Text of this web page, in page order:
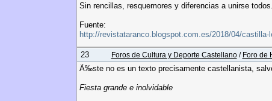
Sin rencillas, resquemores y diferencias a unirse
Fuente:
http://revistataranco.blogspot.com.es/2018/04/castilla-
23 Foros de Cultura y Deporte Castellano/ Foro de
Ã‰ste no es un texto precisamente castellanista,
Fiesta grande e inolvidable